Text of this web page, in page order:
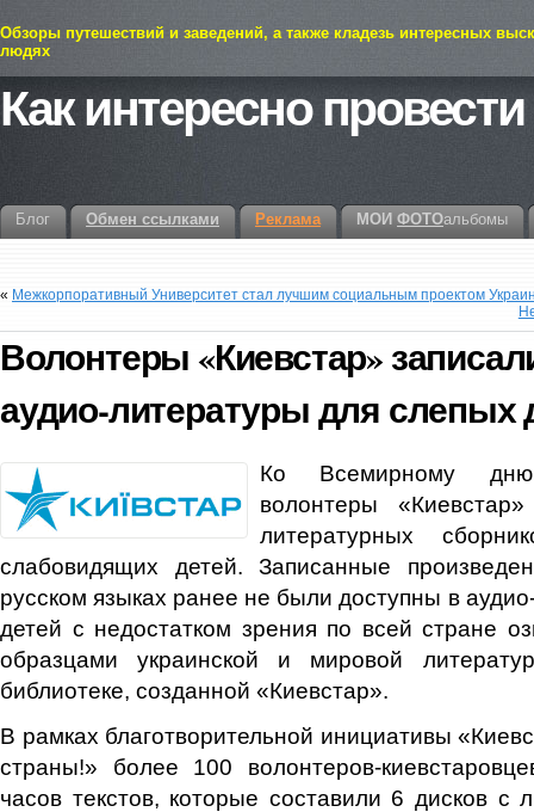
Обзоры путешествий и заведений, а также кладезь интересных
людях
Как интересно
Блог Обмен ссылками Реклама МОИ ФОТОальбомы
« Межкорпоративный Университет стал лучшим социальным проектом
Волонтеры «Киевстар»
аудио-литературы для слепых
Ко Всемирному дню
волонтеры
литературных
слабовидящих детей. Записанные
русском языках ранее не были доступны в
детей с недостатком зрения по всей стране
образцами украинской и мировой
библиотеке, созданной «Киевстар».
В рамках благотворительной инициативы
страны!» более 100 волонтеров-
часов текстов, которые составили 6 дисков с